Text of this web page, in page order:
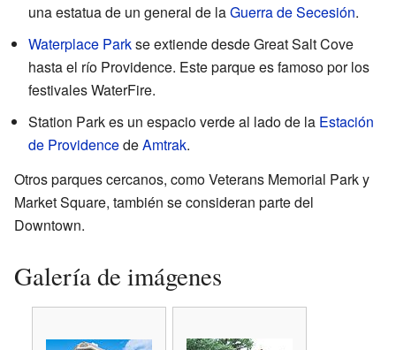
una estatua de un general de laGuerra de Secesión.
Waterplace Parkse extiende desde Great Salt Cove
hasta el río Providence. Este parque es famoso por los
festivales WaterFire.
Station Park es un espacio verde al lado de la Estación
de ProvidencedeAmtrak.
Otros parques cercanos, como Veterans Memorial Park y
Market Square, también se consideran parte del
Downtown.
Galería de imágenes